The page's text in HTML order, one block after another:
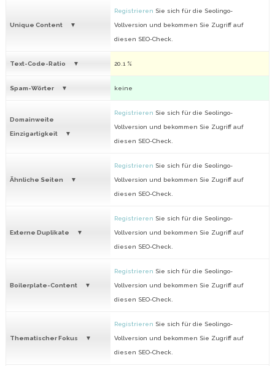
Unique Content
Registrieren Sie sich für die Seolingo-
Vollversion und bekommen Sie Zugriff auf
diesen SEO-Check.
Text-Code-Ratio 20.1 %
Spam-Wörter keine
Domainweite
Einzigartigkeit
Registrieren Sie sich für die Seolingo-
Vollversion und bekommen Sie Zugriff auf
diesen SEO-Check.
Ähnliche Seiten
Registrieren Sie sich für die Seolingo-
Vollversion und bekommen Sie Zugriff auf
diesen SEO-Check.
Externe Duplikate
Registrieren Sie sich für die Seolingo-
Vollversion und bekommen Sie Zugriff auf
diesen SEO-Check.
Boilerplate-Content
Registrieren Sie sich für die Seolingo-
Vollversion und bekommen Sie Zugriff auf
diesen SEO-Check.
Thematischer Fokus
Registrieren Sie sich für die Seolingo-
Vollversion und bekommen Sie Zugriff auf
diesen SEO-Check.